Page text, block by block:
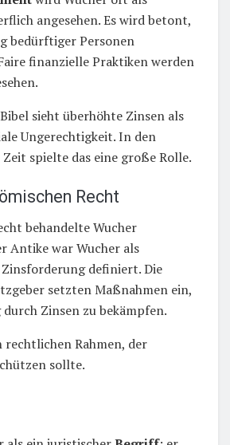
angesehen. Es wird betont,
bedürftiger Personen
finanzielle Praktiken werden
sieht überhöhte Zinsen als
Ungerechtigkeit. In den
Zeit spielte das eine große Rolle.
Recht
behandelte Wucher
Antike war Wucher als
definiert. Die
setzten Maßnahmen ein,
Zinsen zu bekämpfen.
rechtlichen Rahmen, der
sollte.